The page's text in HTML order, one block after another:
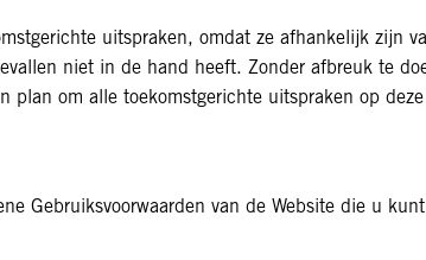
uitspraken, omdat ze afhankelijk zijn
niet in de hand heeft. Zonder afbreuk te
plan om alle toekomstgerichte uitspraken op deze
Gebruiksvoorwaarden van de Website die u kunt